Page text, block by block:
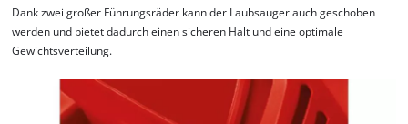
Dank zwei großer Führungsräder kann der Laubsauger auch geschoben
werden und bietet dadurch einen sicheren Halt und eine optimale
Gewichtsverteilung.